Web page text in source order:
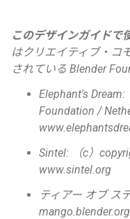
このデザインガイドで
はクリエイティブ・コ
されている Blender
Elephant's
Foundation /
Sintel: （c）
www.sintel.org
ティアー オブ ス
mango.blender.org